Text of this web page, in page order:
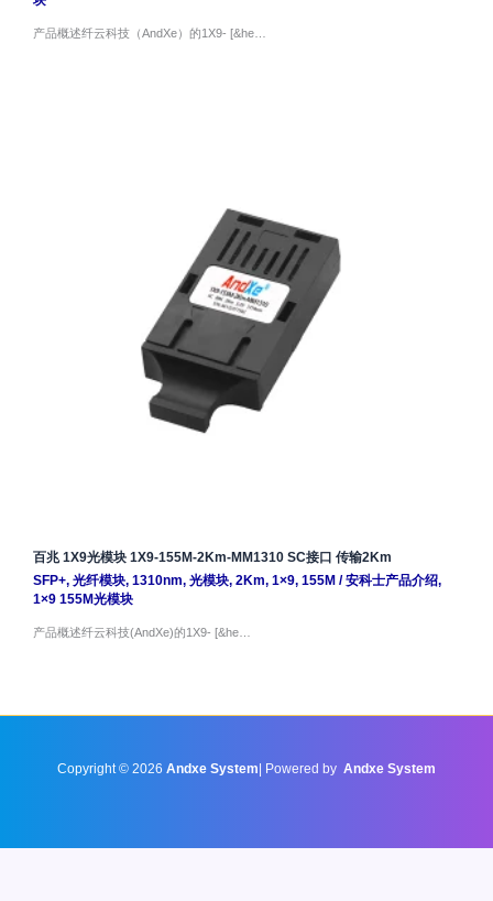
产品概述纤云科技（AndXe）的1X9- [&he…
百兆 1X9光模块 1X9-155M-2Km-MM1310 SC接口 传输2Km
SFP+, 光纤模块, 1310nm, 光模块, 2Km, 1×9, 155M /安科士产品介绍,
1×9 155M光模块
产品概述纤云科技(AndXe)的1X9- [&he…
Copyright © 2026 Andxe System | Powered by Andxe System